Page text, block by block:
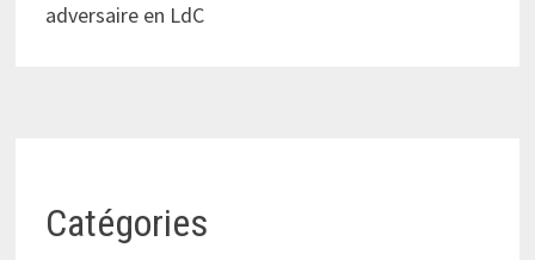
adversaire en LdC
Catégories